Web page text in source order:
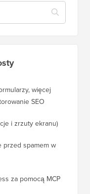
więcej
SEO
i zrzuty ekranu)
przed spamem w
za pomocą MCP